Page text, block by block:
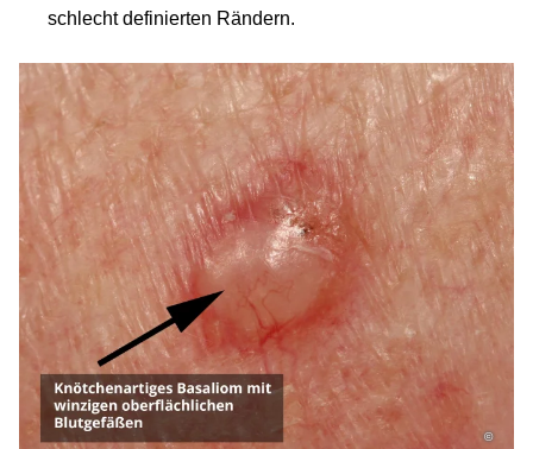
schlecht definierten Rändern.
©